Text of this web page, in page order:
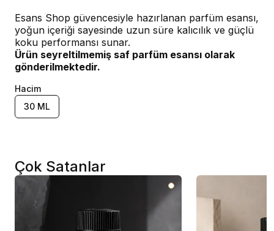
Esans Shop güvencesiyle hazırlanan parfüm esansı,
yoğun içeriği sayesinde uzun süre kalıcılık ve güçlü
koku performansı sunar.
Ürün seyreltilmemiş saf parfüm esansı olarak
gönderilmektedir.
Hacim
30 ML
Çok Satanlar